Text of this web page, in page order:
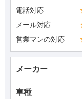
電話対応
メール対応
営業マンの対応
メーカー
車種